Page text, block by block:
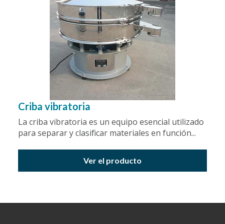
Criba vibratoria
La criba vibratoria es un equipo esencial utilizado
para separar y clasificar materiales en función...
Ver el producto